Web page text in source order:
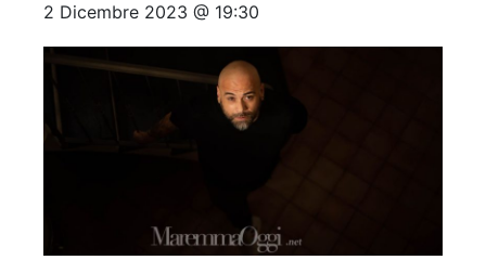
2 Dicembre 2023 @ 19:30